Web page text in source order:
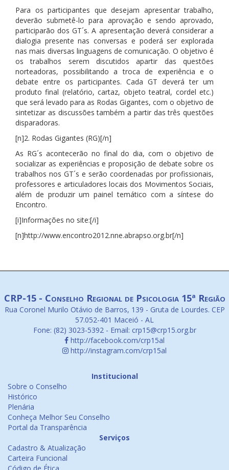
Para os participantes que desejam apresentar trabalho,
deverão submetê-lo para aprovação e sendo aprovado,
participarão dos GT´s. A apresentação deverá considerar a
dialogia presente nas conversas e poderá ser explorada
nas mais diversas linguagens de comunicação. O objetivo é
os trabalhos serem discutidos apartir das questões
norteadoras, possibilitando a troca de experiência e o
debate entre os participantes. Cada GT deverá ter um
produto final (relatório, cartaz, objeto teatral, cordel etc.)
que será levado para as Rodas Gigantes, com o objetivo de
sintetizar as discussões também a partir das três questões
disparadoras.
[n]2. Rodas Gigantes (RG)[/n]
As RG´s acontecerão no final do dia, com o objetivo de
socializar as experiências e proposição de debate sobre os
trabalhos nos GT´s e serão coordenadas por profissionais,
professores e articuladores locais dos Movimentos Sociais,
além de produzir um painel temático com a síntese do
Encontro.
[i]Informações no site:[/i]
[n]http://www.encontro2012.nne.abrapso.org.br[/n]
CRP-15 - Conselho Regional de Psicologia 15ª Região
Rua Coronel Murilo Otávio de Barros, 139 - Gruta de Lourdes. CEP
57.052-401 Maceió - AL
Fone: (82) 3023-5392 - Email: crp15@crp15.org.br
http://facebook.com/crp15al
http://instagram.com/crp15al
Institucional
Sobre o Conselho
Histórico
Plenária
Conheça Melhor Seu Conselho
Portal da Transparência
Serviços
Cadastro & Atualização
Carteira Funcional